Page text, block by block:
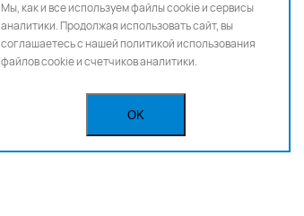
Мы, как и все используем файлы cookie и сервисы
аналитики. Продолжая использовать сайт, вы
соглашаетесь с нашейполитикой использования
файлов cookie и счетчиков аналитики.
OK